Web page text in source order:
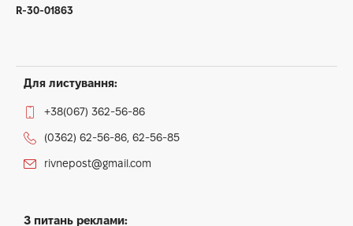
R-30-01863
Для листування:
+38(067) 362-56-86
(0362) 62-56-86, 62-56-85
rivnepost@gmail.com
З питань реклами: